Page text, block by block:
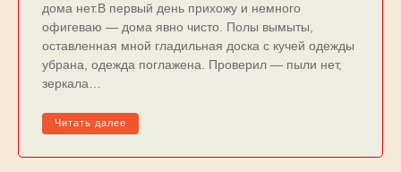
дома нет.В первый день прихожу и немного
офигеваю — дома явно чисто. Полы вымыты,
оставленная мной гладильная доска с кучей одежды
убрана, одежда поглажена. Проверил — пыли нет,
зеркала…
Читать далее